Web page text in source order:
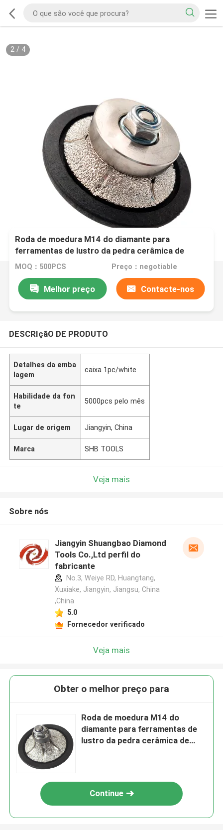
2/ 4
Roda de moedura M14 do diamante para
ferramentas de lustro da pedra cerâmica de
mármore do granito
MOQ：500PCS Preço：negotiable
Melhor preço Contacte-nos
DESCRIçãO DE PRODUTO
Detalhes da emba
lagem
caixa 1pc/white
Habilidade da fon
te
5000pcs pelo mês
Lugar de origem Jiangyin, China
Marca SHB TOOLS
Veja mais
Sobre nós
Jiangyin Shuangbao Diamond
Tools Co.,Ltd perfil do
fabricante
No.3, Weiye RD, Huangtang,
Xuxiake, Jiangyin, Jiangsu, China
,China
5.0
Fornecedor verificado
Veja mais
Obter o melhor preço para
Roda de moedura M14 do
diamante para ferramentas de
lustro da pedra cerâmica de
Continue